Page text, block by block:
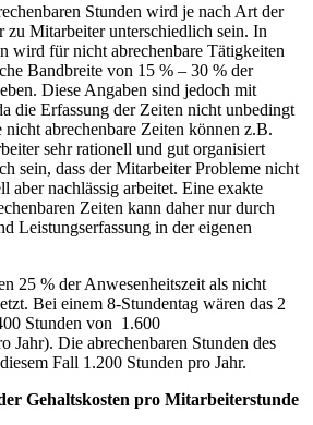
Stunden wird je nach Art der
Mitarbeiter unterschiedlich sein. In
wird für nicht abrechenbare Tätigkeiten
Bandbreite von 15 % – 30 % der
Diese Angaben sind jedoch mit
die Erfassung der Zeiten nicht unbedingt
abrechenbare Zeiten können z.B.
sehr rationell und gut organisiert
sein, dass der Mitarbeiter Probleme nicht
aber nachlässig arbeitet. Eine exakte
Zeiten kann daher nur durch
Leistungserfassung in der eigenen
25 % der Anwesenheitszeit als nicht
Bei einem 8-Stundentag wären das 2
Stunden von 1.600
Jahr). Die abrechenbaren Stunden des
Fall 1.200 Stunden pro Jahr.
Gehaltskosten pro Mitarbeiterstunde